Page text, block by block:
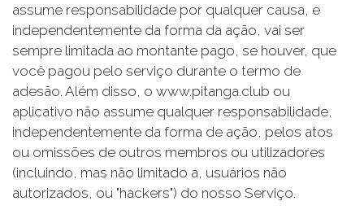
assume responsabilidade por qualquer causa, e
independentemente da forma da ação, vai ser
sempre limitada ao montante pago, se houver, que
você pagou pelo serviço durante o termo de
adesão. Além disso, o www.pitanga.club ou
aplicativo não assume qualquer responsabilidade,
independentemente da forma de ação, pelos atos
ou omissões de outros membros ou utilizadores
(incluindo, mas não limitado a, usuários não
autorizados, ou "hackers") do nosso Serviço.